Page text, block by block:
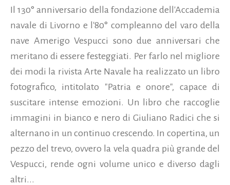
Il 130° anniversario della fondazione dell'Accademia
navale di Livorno e l'80° compleanno del varo della
nave Amerigo Vespucci sono due anniversari che
meritano di essere festeggiati. Per farlo nel migliore
dei modi la rivista Arte Navale ha realizzato un libro
fotografico, intitolato "Patria e onore", capace di
suscitare intense emozioni. Un libro che raccoglie
immagini in bianco e nero di Giuliano Radici che si
alternano in un continuo crescendo. In copertina, un
pezzo del trevo, ovvero la vela quadra più grande del
Vespucci, rende ogni volume unico e diverso dagli
altri...